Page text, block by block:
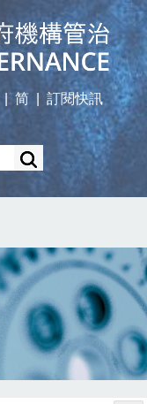
| 简 訂閱快訊